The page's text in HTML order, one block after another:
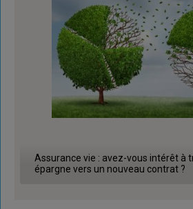
Assurance vie : avez-vous intérêt à
épargne vers un nouveau contrat ?